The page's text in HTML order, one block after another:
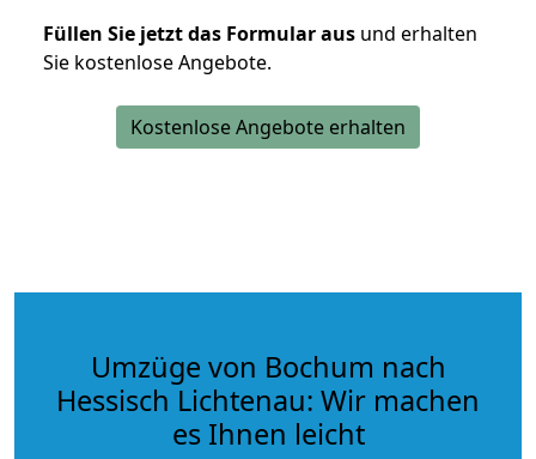
Füllen Sie jetzt das Formular aus und erhalten
Sie kostenlose Angebote.
Kostenlose Angebote erhalten
Umzüge von Bochum nach
Hessisch Lichtenau: Wir machen
es Ihnen leicht